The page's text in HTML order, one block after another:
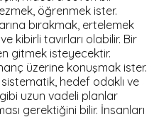
öğrenmek ister.
bırakmak, ertelemek
kibirli tavırları olabilir. Bir
gitmek isteyecektir.
üzerine konuşmak ister.
sistematik, hedef odaklı ve
gibi uzun vadeli planlar
gerektiğini bilir. İnsanları